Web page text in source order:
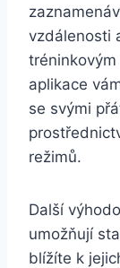
vzdálenosti
aplikace
se svými
režimů.
Další
umožňují
blížíte k